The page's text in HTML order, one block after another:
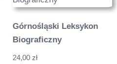
Górnośląski Leksykon
Biograficzny
24,00 zł